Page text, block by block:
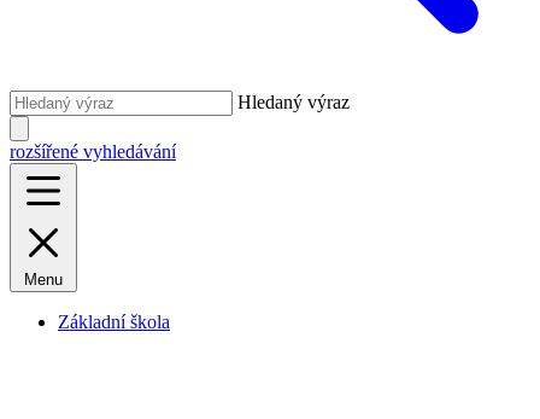
Hledaný výraz
rozšířené vyhledávání
Menu
Základní škola